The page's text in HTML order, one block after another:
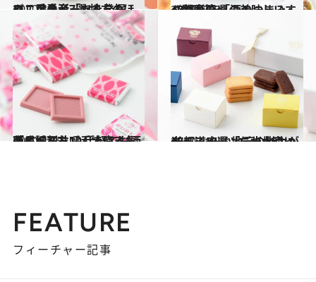
2020.3.3
マニア垂涎「あんこもの」手土産7選 地方のほっこりスイーツを発掘！
グルメ 2017.12.21
47都道府県の美味しいすぐれもの 「酒のつまみ」～関東篇～
グルメ
2020.2.15
「成城石井」手土産人気商品ベスト10 手軽でお洒落と評判を呼んでいるもの
グルメ 2020.3.4
47都道府県「ご当地クッキー」10選 地元の魅力が光るスイーツをお土産に
グルメ
FEATURE
フィーチャー記事